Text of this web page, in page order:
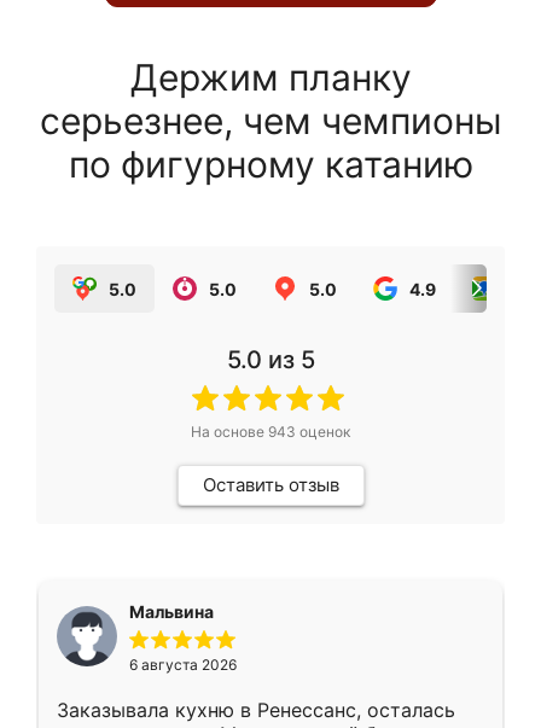
Держим планку
серьезнее, чем чемпионы
по фигурному катанию
5.0 5.0 5.0 4.9
5.0 из 5
На основе 943 оценок
Оставить отзыв
Мальвина
6 августа 2026
Заказывала кухню в Ренессанс, осталась